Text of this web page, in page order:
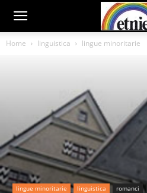
Home linguistica lingue minoritarie
lingue minoritarie linguistica romanci